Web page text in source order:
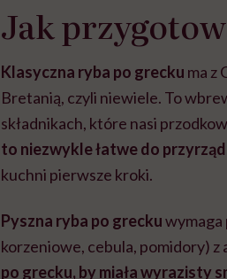
Jak
Klasyczna ryba po grecku ma z
Bretanią, czyli niewiele. To
składnikach, które nasi
to niezwykle łatwe do
kuchni pierwsze kroki.
Pyszna ryba po greckuwymaga
korzeniowe, cebula, pomidory)
po grecku, by miała wyrazisty